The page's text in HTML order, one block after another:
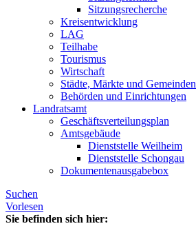
Sitzungsrecherche
Kreisentwicklung
LAG
Teilhabe
Tourismus
Wirtschaft
Städte, Märkte und Gemeinden
Behörden und Einrichtungen
Landratsamt
Geschäftsverteilungsplan
Amtsgebäude
Dienststelle Weilheim
Dienststelle Schongau
Dokumentenausgabebox
Suchen
Vorlesen
Sie befinden sich hier: